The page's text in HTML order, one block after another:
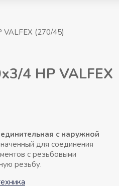
(270/45)
4 НР VALFEX
c наружной
для соединения
с резьбовыми
резьбу.